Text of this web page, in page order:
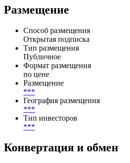
Размещение
Способ размещения
Открытая подписка
Тип размещения
Публичное
Формат размещения
по цене
Размещение
***
География размещения
***
Тип инвесторов
***
Конвертация и обмен